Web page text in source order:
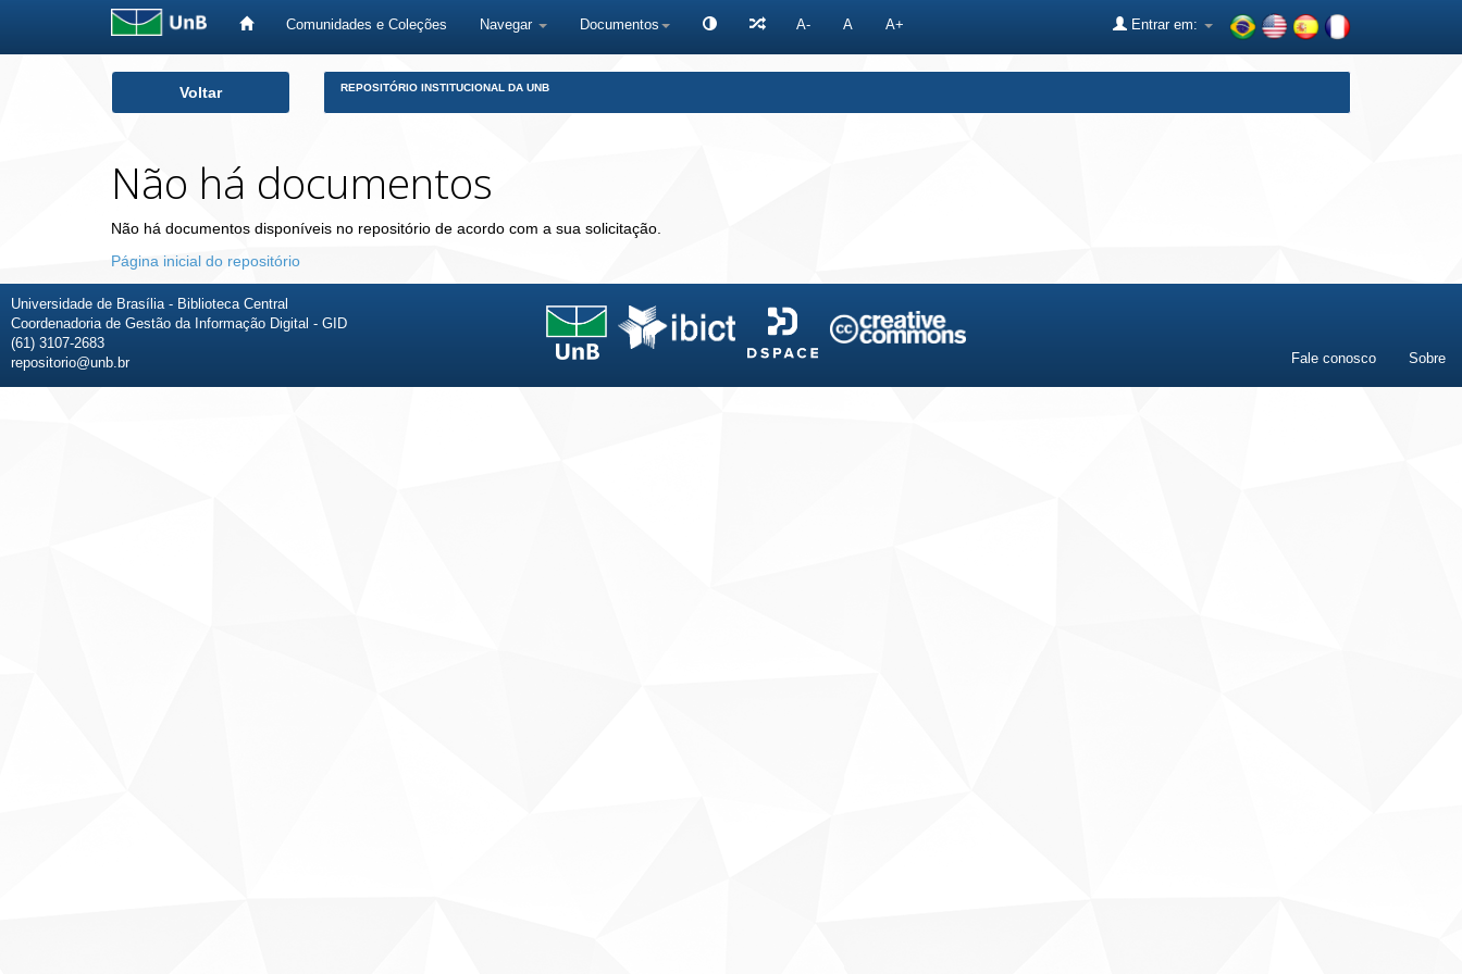
Comunidades e Coleções Navegar Documentos A- A A+ Entrar em:
Voltar REPOSITÓRIO INSTITUCIONAL DA UNB
Não há documentos
Não há documentos disponíveis no repositório de acordo com a sua solicitação.
Página inicial do repositório
Universidade de Brasília - Biblioteca Central
Coordenadoria de Gestão da Informação Digital - GID
(61) 3107-2683
repositorio@unb.br
Fale conosco Sobre